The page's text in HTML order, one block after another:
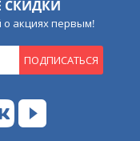
СКИДКИ
акциях первым!
ПОДПИСАТЬСЯ